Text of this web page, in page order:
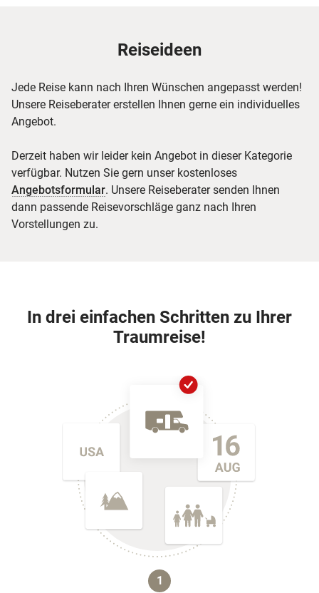
Reiseideen
Jede Reise kann nach Ihren Wünschen angepasst werden!
Unsere Reiseberater erstellen Ihnen gerne ein individuelles
Angebot.
Derzeit haben wir leider kein Angebot in dieser Kategorie
verfügbar. Nutzen Sie gern unser kostenloses
Angebotsformular. Unsere Reiseberater senden Ihnen
dann passende Reisevorschläge ganz nach Ihren
Vorstellungen zu.
In drei einfachen Schritten zu Ihrer
Traumreise!
1